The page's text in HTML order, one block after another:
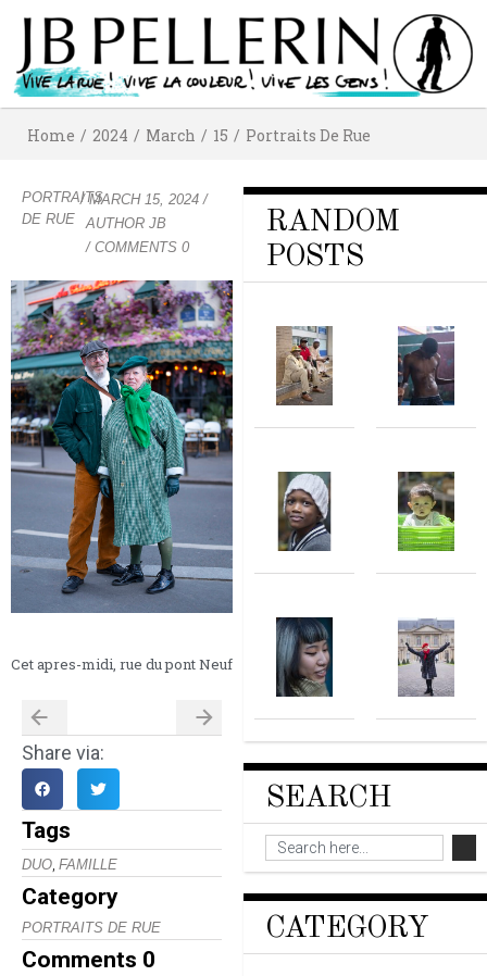
Home / 2024 / March / 15 / Portraits De Rue
PORTRAITS
DE RUE
/MARCH 15, 2024 /
AUTHORJB
/ COMMENTS 0
Cet apres-midi, rue du pont Neuf
Share via:
Tags
DUO, FAMILLE
Category
PORTRAITS DE RUE
Comments 0
RANDOM
POSTS
SEARCH
CATEGORY